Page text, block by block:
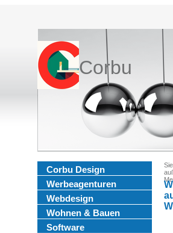
Corbu
Corbu Design
Werbeagenturen
Webdesign
Wohnen & Bauen
Software